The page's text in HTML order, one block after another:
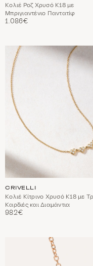
Κολιέ Ροζ Χρυσό Κ18 με
Μπριγιαντένιο Παντατίφ
1.086€
CRIVELLI
Κολιέ Κίτρινο Χρυσό Κ18 με
Καρδιές και Διαμάντια
982€